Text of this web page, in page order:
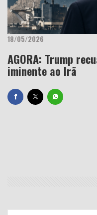
18/05/2026
AGORA: Trump
iminente ao Irã